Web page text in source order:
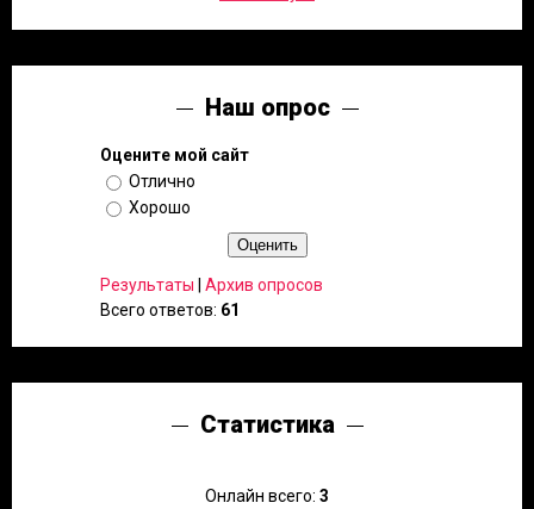
Наш опрос
Оцените мой сайт
Отлично
Хорошо
Результаты | Архив опросов
Всего ответов: 61
Статистика
Онлайн всего: 3